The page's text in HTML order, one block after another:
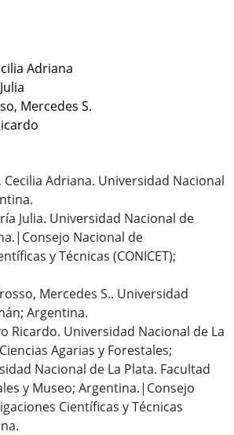
Adriana
Mercedes S.
Cecilia Adriana. Universidad Nacional
Julia. Universidad Nacional de
Nacional de
y Técnicas (CONICET);
Mercedes S.. Universidad
Argentina.
Ricardo. Universidad Nacional de La
Agarias y Forestales;
Nacional de La Plata. Facultad
y Museo; Argentina.|Consejo
Científicas y Técnicas